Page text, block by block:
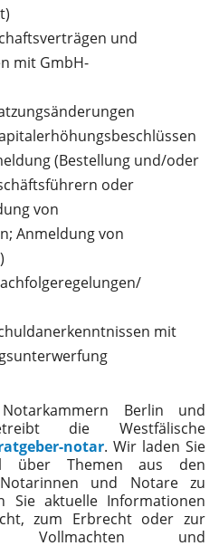
und
mit GmbH-
(Bestellung und/oder
oder
von
Anmeldung von
mit
Berlin und
die Westfälische
notar. Wir laden Sie
über Themen aus den
und Notare zu
Sie aktuelle Informationen
zum Erbrecht oder zur
Vollmachten und